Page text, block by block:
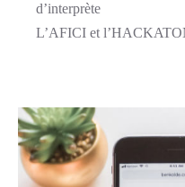
d’interprète
L’AFICI et